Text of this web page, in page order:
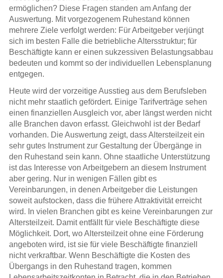
ermöglichen? Diese Fragen standen am Anfang der
Auswertung. Mit vorgezogenem Ruhestand können
mehrere Ziele verfolgt werden: Für Arbeitgeber verjüngt
sich im besten Falle die betriebliche Altersstruktur; für
Beschäftigte kann er einen sukzessiven Belastungsabbau
bedeuten und kommt so der individuellen Lebensplanung
entgegen.
Heute wird der vorzeitige Ausstieg aus dem Berufsleben
nicht mehr staatlich gefördert. Einige Tarifverträge sehen
einen finanziellen Ausgleich vor, aber längst werden nicht
alle Branchen davon erfasst. Gleichwohl ist der Bedarf
vorhanden. Die Auswertung zeigt, dass Altersteilzeit ein
sehr gutes Instrument zur Gestaltung der Übergänge in
den Ruhestand sein kann. Ohne staatliche Unterstützung
ist das Interesse von Arbeitgebern an diesem Instrument
aber gering. Nur in wenigen Fällen gibt es
Vereinbarungen, in denen Arbeitgeber die Leistungen
soweit aufstocken, dass die frühere Attraktivität erreicht
wird. In vielen Branchen gibt es keine Vereinbarungen zur
Altersteilzeit. Damit entfällt für viele Beschäftigte diese
Möglichkeit. Dort, wo Altersteilzeit ohne eine Förderung
angeboten wird, ist sie für viele Beschäftigte finanziell
nicht verkraftbar. Wenn Beschäftigte die Kosten des
Übergangs in den Ruhestand tragen, kommen